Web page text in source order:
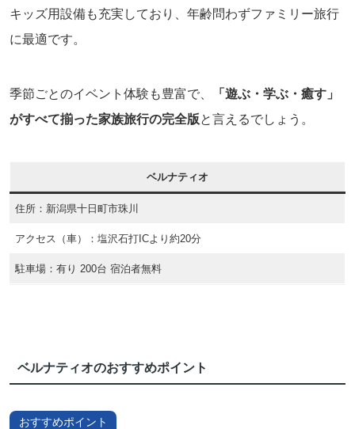
キッズ用設備も充実しており、年齢問わずファミリー旅行
に最適です。
季節ごとのイベント体験も豊富で、
「遊ぶ・学ぶ・癒す」
がすべて揃った家族旅行の完全版と言えるでしょう。
ベルナティオ
住所：新潟県十日町市珠川
アクセス（車）：塩沢石打ICより約20分
駐車場：有り 200台 宿泊者無料
ベルナティオのおすすめポイント
おすすめポイント